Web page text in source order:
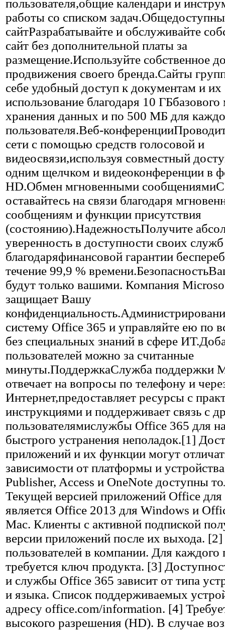
пользователя,общие календари и
работы со списком
сайтРазрабатывайте и обслуживайте
сайт без дополнительной платы за
размещение.Используйте собственное
продвижения своего бренда.Сайты
себе удобный доступ к документам и их
использование благодаря 10 ГБбазового
хранения данных и по 500 МБ для
пользователя.Веб-
сети с помощью средств голосовой и
видеосвязи,используя совместный
одним щелчком и видеоконференции в
HD.Обмен мгновенными сообщениямиС
оставайтесь на связи благодаря
сообщениям и функции присутствия
(состоянию).НадежностьПолучите
уверенность в доступности своих служб
благодаряфинансовой гарантии
течение 99,9 %
будут только вашими. Компания
защищает Вашу
систему Office 365 и управляйте ею по
без специальных знаний в сфере
пользователей можно за считанные
минуты.ПоддержкаСлужба поддержки
отвечает на вопросы по телефону и
Интернет,предоставляет ресурсы с
инструкциями и поддерживает связь с
пользователямислужбы Office 365 для
быстрого устранения неполадок.[1]
приложений и их функции могут
зависимости от платформы и
Publisher, Access и OneNote доступны
Текущей версией приложений Office
является Office 2013 для Windows и
Mac. Клиенты с активной подпиской
версии приложений после их выхода.
пользователей в компании. Для каждого
требуется ключ продукта. [3]
и службы Office 365 зависит от типа
и языка. Список поддерживаемых
адресу office.com/information. [4]
высокого разрешения (HD). В случае